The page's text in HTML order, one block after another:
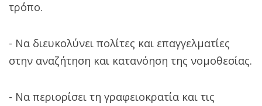
τρόπο.
- Να διευκολύνει πολίτες και επαγγελματίες
στην αναζήτηση και κατανόηση της νομοθεσίας.
- Να περιορίσει τη γραφειοκρατία και τις